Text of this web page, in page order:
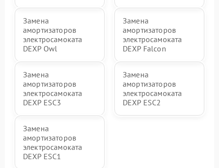
Замена
амортизаторов
электросамоката
DEXP Owl
Замена
амортизаторов
электросамоката
DEXP Falcon
Замена
амортизаторов
электросамоката
DEXP ESC3
Замена
амортизаторов
электросамоката
DEXP ESC2
Замена
амортизаторов
электросамоката
DEXP ESC1